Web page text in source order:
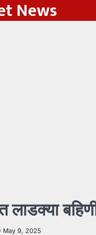
News
लाडक्या
May 9, 2025